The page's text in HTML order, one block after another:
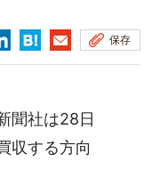
保存
聞社は28日
収する方向